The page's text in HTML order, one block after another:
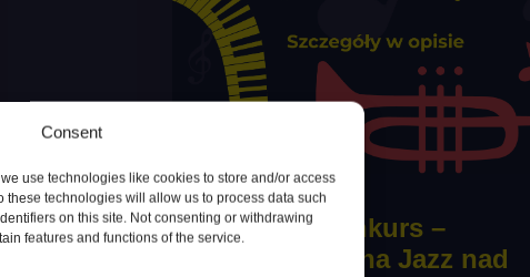
Consent
use technologies like cookies to store and/or access
these technologies will allow us to process data such
on this site. Not consenting or withdrawing
features and functions of the service.(Polski) Konkurs –
wejściówki na Jazz nad